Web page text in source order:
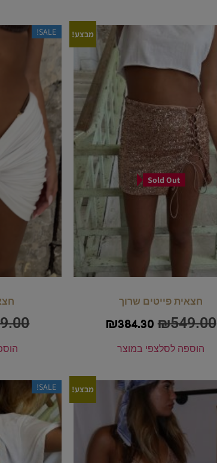
מבצע!
Sold Out
חצאית פייטים שרוך
₪549.00
₪384.30
הוספה לסלצפי במוצר
SALE!
מבצע! SALE!